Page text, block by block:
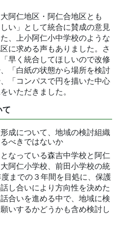
阿仁地区・阿仁合地区とも
い」として統合に賛成の意見
、上小阿仁小中学校のような
に求める声もありました。さ
早く統合してほしいので改修
「白紙の状態から場所を検討
「コンパスで円を描いた中心
いただきました。
て
成について、地域の検討組織
べきではないか
なっている森吉中学校と阿仁
阿仁小学校、前田小学校の統
までの３年間を目処に、保護
し合いにより方向性を決めた
合いを進める中で、地域に検
いするかどうかも含め検討し